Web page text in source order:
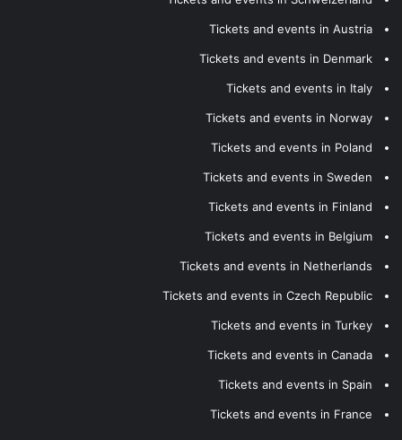
Tickets and events in Austria
Tickets and events in Denmark
Tickets and events in Italy
Tickets and events in Norway
Tickets and events in Poland
Tickets and events in Sweden
Tickets and events in Finland
Tickets and events in Belgium
Tickets and events in Netherlands
Tickets and events in Czech Republic
Tickets and events in Turkey
Tickets and events in Canada
Tickets and events in Spain
Tickets and events in France